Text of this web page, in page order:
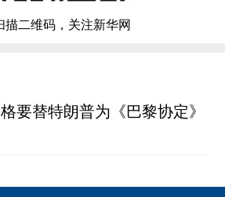
描二维码，关注新华网
要替特朗普为《巴黎协定》